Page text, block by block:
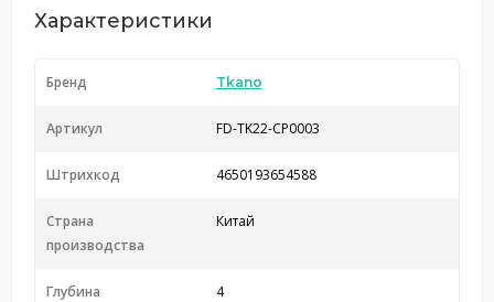
Характеристики
Бренд Tkano
Артикул FD-TK22-CP0003
Штрихкод 4650193654588
Страна
производства
Китай
Глубина 4